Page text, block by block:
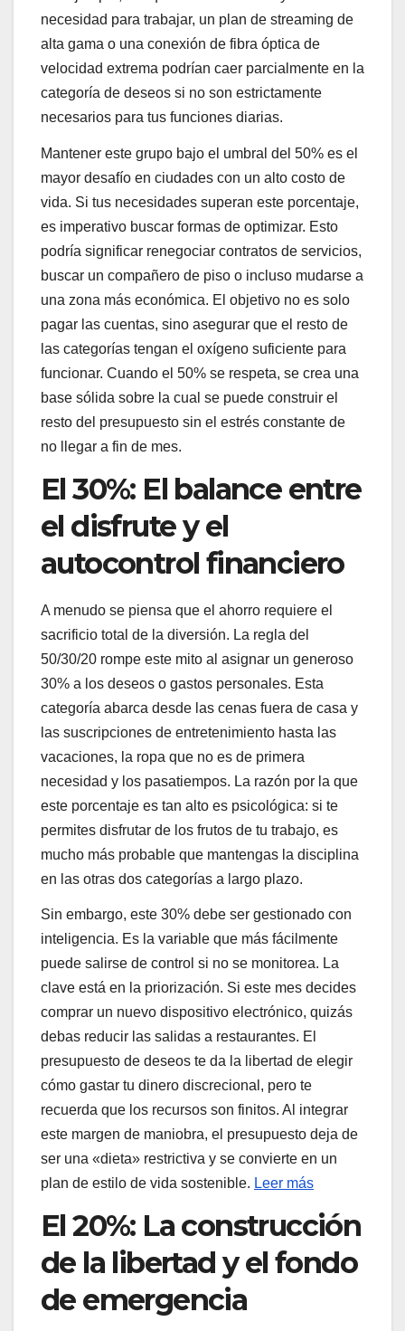
necesidad para trabajar, un plan de streaming de
alta gama o una conexión de fibra óptica de
velocidad extrema podrían caer parcialmente en la
categoría de deseos si no son estrictamente
necesarios para tus funciones diarias.
Mantener este grupo bajo el umbral del 50% es el
mayor desafío en ciudades con un alto costo de
vida. Si tus necesidades superan este porcentaje,
es imperativo buscar formas de optimizar. Esto
podría significar renegociar contratos de servicios,
buscar un compañero de piso o incluso mudarse a
una zona más económica. El objetivo no es solo
pagar las cuentas, sino asegurar que el resto de
las categorías tengan el oxígeno suficiente para
funcionar. Cuando el 50% se respeta, se crea una
base sólida sobre la cual se puede construir el
resto del presupuesto sin el estrés constante de
no llegar a fin de mes.
El 30%: El balance entre
el disfrute y el
autocontrol financiero
A menudo se piensa que el ahorro requiere el
sacrificio total de la diversión. La regla del
50/30/20 rompe este mito al asignar un generoso
30% a los deseos o gastos personales. Esta
categoría abarca desde las cenas fuera de casa y
las suscripciones de entretenimiento hasta las
vacaciones, la ropa que no es de primera
necesidad y los pasatiempos. La razón por la que
este porcentaje es tan alto es psicológica: si te
permites disfrutar de los frutos de tu trabajo, es
mucho más probable que mantengas la disciplina
en las otras dos categorías a largo plazo.
Sin embargo, este 30% debe ser gestionado con
inteligencia. Es la variable que más fácilmente
puede salirse de control si no se monitorea. La
clave está en la priorización. Si este mes decides
comprar un nuevo dispositivo electrónico, quizás
debas reducir las salidas a restaurantes. El
presupuesto de deseos te da la libertad de elegir
cómo gastar tu dinero discrecional, pero te
recuerda que los recursos son finitos. Al integrar
este margen de maniobra, el presupuesto deja de
ser una «dieta» restrictiva y se convierte en un
plan de estilo de vida sostenible. Leer más
El 20%: La construcción
de la libertad y el fondo
de emergencia